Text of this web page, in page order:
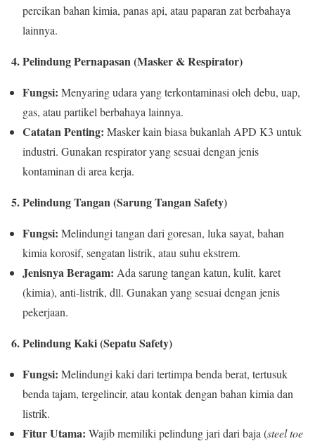
percikan bahan kimia, panas api, atau paparan zat berbahaya
lainnya.
4. Pelindung Pernapasan (Masker & Respirator)
Fungsi: Menyaring udara yang terkontaminasi oleh debu, uap,
gas, atau partikel berbahaya lainnya.
Catatan Penting: Masker kain biasa bukanlah APD K3 untuk
industri. Gunakan respirator yang sesuai dengan jenis
kontaminan di area kerja.
5. Pelindung Tangan (Sarung Tangan Safety)
Fungsi: Melindungi tangan dari goresan, luka sayat, bahan
kimia korosif, sengatan listrik, atau suhu ekstrem.
Jenisnya Beragam: Ada sarung tangan katun, kulit, karet
(kimia), anti-listrik, dll. Gunakan yang sesuai dengan jenis
pekerjaan.
6. Pelindung Kaki (Sepatu Safety)
Fungsi: Melindungi kaki dari tertimpa benda berat, tertusuk
benda tajam, tergelincir, atau kontak dengan bahan kimia dan
listrik.
Fitur Utama: Wajib memiliki pelindung jari dari baja (steel toe